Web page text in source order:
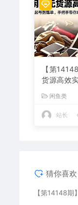
【第
货源高效
吃透二手
月利润破
闲鱼类
站长
猜你喜欢